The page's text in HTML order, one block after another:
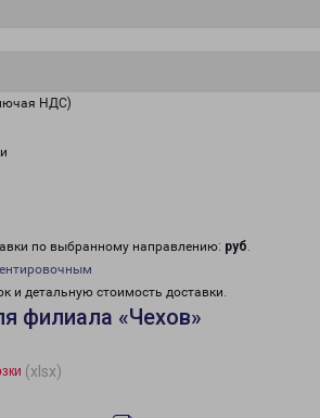
НДС)
по выбранному направлению: руб.
и детальную стоимость доставки.
филиала «Чехов»
(xlsx)